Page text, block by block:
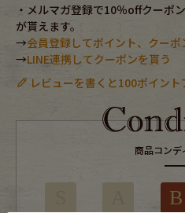
Bag
Accessory
FAFATT
・メルマガ登録で10％offクーポ
が貰えます。
→会員登録してポイント、クーポ
→LINE連携してクーポンを貰う
レビューを書くと100ポイント
商品コンデ
B